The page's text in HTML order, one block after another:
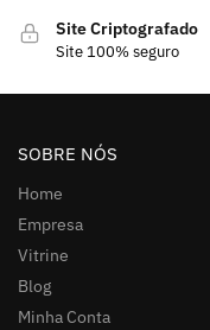
Site Criptografado
Site 100% seguro
SOBRE NÓS
Home
Empresa
Vitrine
Blog
Minha Conta